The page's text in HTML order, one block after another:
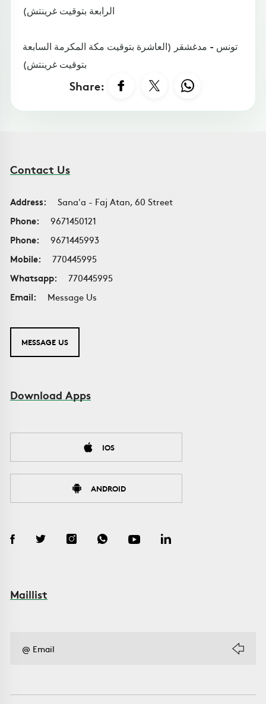
الرابعة بتوقيت غرينتش)
تونس - مدغشقر (العاشرة بتوقيت مكة المكرمة السابعة
بتوقيت غرينتش)
Share:
Contact Us
Address:
Sana'a - Faj Atan, 60 Street
Phone:
9671450121
Phone:
9671445993
Mobile:
770445995
Whatsapp:
770445995
Email:
Message Us
MESSAGE US
Download Apps
IOS
ANDROID
Maillist